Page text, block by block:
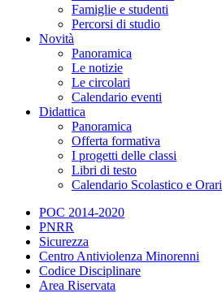
Famiglie e studenti
Percorsi di studio
Novità
Panoramica
Le notizie
Le circolari
Calendario eventi
Didattica
Panoramica
Offerta formativa
I progetti delle classi
Libri di testo
Calendario Scolastico e Orari
POC 2014-2020
PNRR
Sicurezza
Centro Antiviolenza Minorenni
Codice Disciplinare
Area Riservata